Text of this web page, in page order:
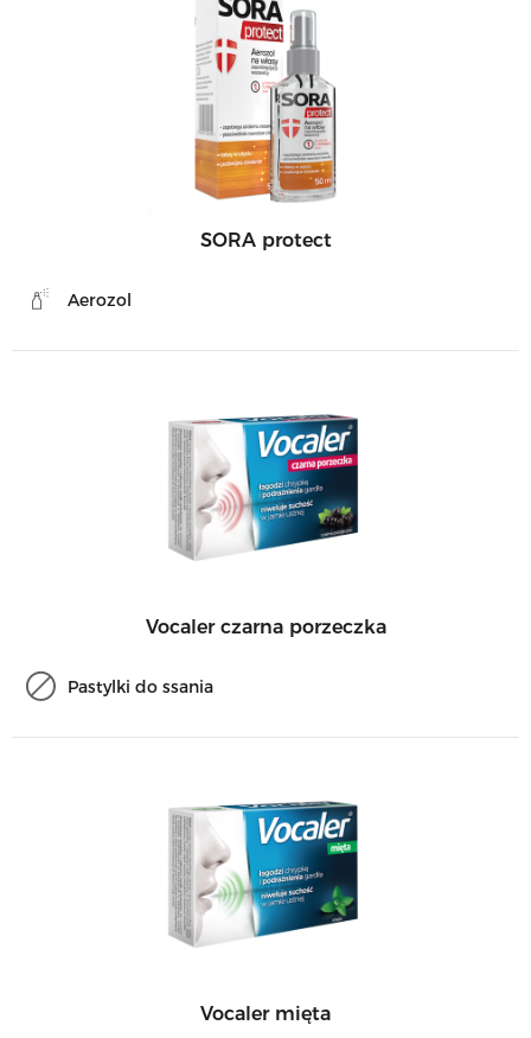
SORA protect
Aerozol
Vocaler czarna porzeczka
Pastylki do ssania
Vocaler mięta